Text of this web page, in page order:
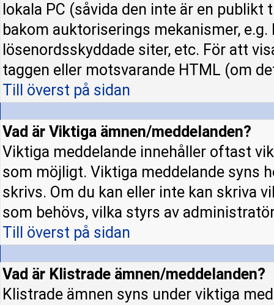
lokala PC (såvida den inte är en
bakom auktoriserings mekanismer,
lösenordsskyddade siter, etc. För att
taggen eller motsvarande HTML (om
Till överst på sidan
Vad är Viktiga ämnen/meddelanden?
Viktiga meddelande innehåller oftast
som möjligt. Viktiga meddelande syns
skrivs. Om du kan eller inte kan skriva
som behövs, vilka styrs av
Till överst på sidan
Vad är Klistrade ämnen/meddelanden?
Klistrade ämnen syns under viktiga